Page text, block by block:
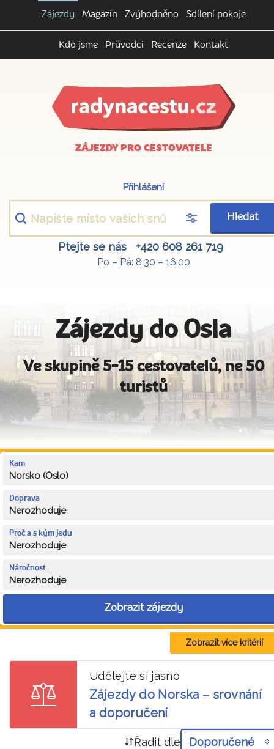
Zájezdy Magazín Zvýhodněno Sdílení pokoje
Kdo jsme Průvodci Recenze Kontakt
ZÁJEZDY PRO CESTOVATELE
Přihlášení
Hledat
Ptejte se nás +420 608 261 719
Po – Pá: 8:30 – 16:00
Zájezdy do Osla
Ve skupině 5-15 cestovatelů, ne 50
turistů
Kam
Norsko (Oslo)
Doprava
Nerozhoduje
Proč a s kým jedu
Nerozhoduje
Náročnost
Nerozhoduje
Zobrazit zájezdy
Zobrazit více kritérií
Udělejte si jasno
Zájezdy do Norska – srovnání
a doporučení
Řadit dle Doporučené